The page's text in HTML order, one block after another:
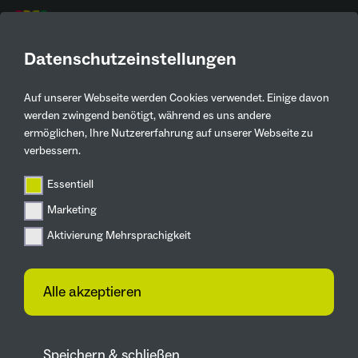
Datenschutzeinstellungen
Auf unserer Webseite werden Cookies verwendet. Einige davon
werden zwingend benötigt, während es uns andere
ermöglichen, Ihre Nutzererfahrung auf unserer Webseite zu
verbessern.
Essentiell
Marketing
Aktivierung Mehrsprachigkeit
Alle akzeptieren
Kontaktinformationen
Stella Bünger
Stella.Buenger@uni-wh.de
Alfred-Herrhausen-Straße 50,
Zur Webseite